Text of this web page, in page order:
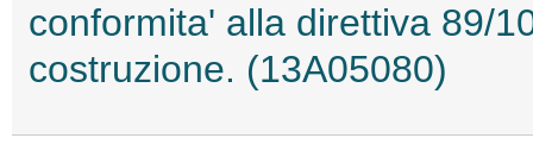
conformita' alla direttiva 89/
costruzione. (13A05080)